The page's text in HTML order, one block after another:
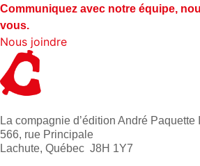
Communiquez avec notre équipe,
vous.
Nous joindre
La compagnie d’édition André Paquette
566, rue Principale
Lachute, Québec J8H 1Y7